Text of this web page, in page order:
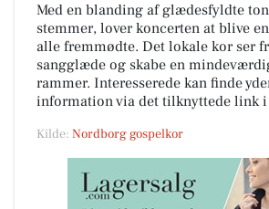
Med en blanding af glædesfyldte
stemmer, lover koncerten at blive
alle fremmødte. Det lokale kor ser
sangglæde og skabe en
rammer. Interesserede kan finde
information via det tilknyttede link i
Kilde: Nordborg gospelkor